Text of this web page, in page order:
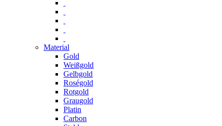
Material
Gold
Weißgold
Gelbgold
Roségold
Rotgold
Graugold
Platin
Carbon